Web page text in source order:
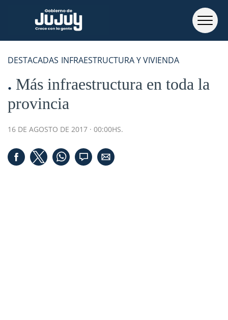
DESTACADAS INFRAESTRUCTURA Y VIVIENDA
Más infraestructura en toda la
provincia
16 DE AGOSTO DE 2017 · 00:00HS.